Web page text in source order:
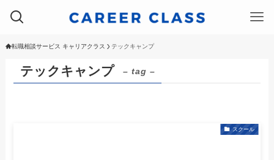
転職相談サービス キャリアクラス テックキャンプ
テックキャンプ – tag –
スクール